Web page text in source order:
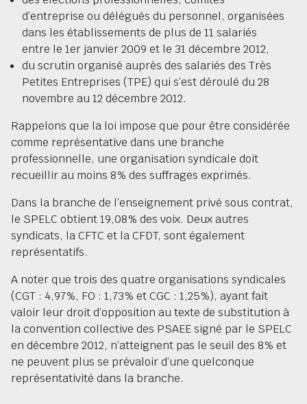
d’entreprise ou délégués du personnel, organisées
dans les établissements de plus de 11 salariés
entre le 1er janvier 2009 et le 31 décembre 2012,
du scrutin organisé auprès des salariés des Très
Petites Entreprises (TPE) qui s’est déroulé du 28
novembre au 12 décembre 2012.
Rappelons que la loi impose que pour être considérée
comme représentative dans une branche
professionnelle, une organisation syndicale doit
recueillir au moins 8% des suffrages exprimés.
Dans la branche de l’enseignement privé sous contrat,
le SPELC obtient 19,08% des voix. Deux autres
syndicats, la CFTC et la CFDT, sont également
représentatifs.
A noter que trois des quatre organisations syndicales
(CGT : 4,97%, FO : 1,73% et CGC : 1,25%), ayant fait
valoir leur droit d’opposition au texte de substitution à
la convention collective des PSAEE signé par le SPELC
en décembre 2012, n’atteignent pas le seuil des 8% et
ne peuvent plus se prévaloir d’une quelconque
représentativité dans la branche.